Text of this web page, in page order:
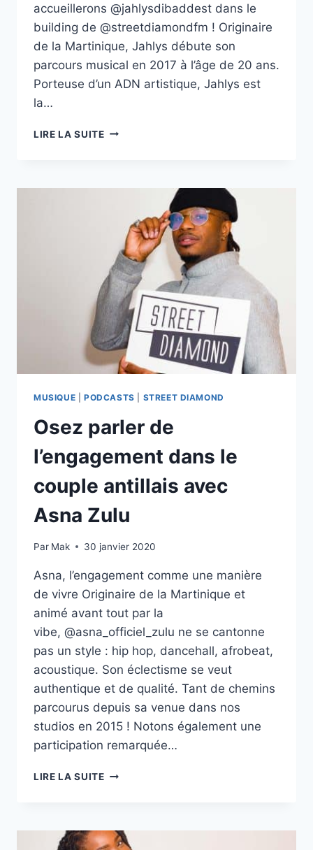
accueillerons @jahlysdibaddest dans le
building de @streetdiamondfm ! Originaire
de la Martinique, Jahlys débute son
parcours musical en 2017 à l’âge de 20 ans.
Porteuse d’un ADN artistique, Jahlys est
la…
LIRE LA SUITEASSEZ
IL
TEMPS
PARLER
DE
CELLE
DES
FEMMES
MUSIQUE PODCASTS STREET DIAMOND
Osez parler de
l’engagement dans le
couple antillais avec
Asna Zulu
Par Mak 30 janvier 2020
Asna, l’engagement comme une manière
de vivre Originaire de la Martinique et
animé avant tout par la
vibe, @asna_officiel_zulu ne se cantonne
pas un style : hip hop, dancehall, afrobeat,
acoustique. Son éclectisme se veut
authentique et de qualité. Tant de chemins
parcourus depuis sa venue dans nos
studios en 2015 ! Notons également une
participation remarquée…
LIRE LA SUITEOSEZ
DANS
LE